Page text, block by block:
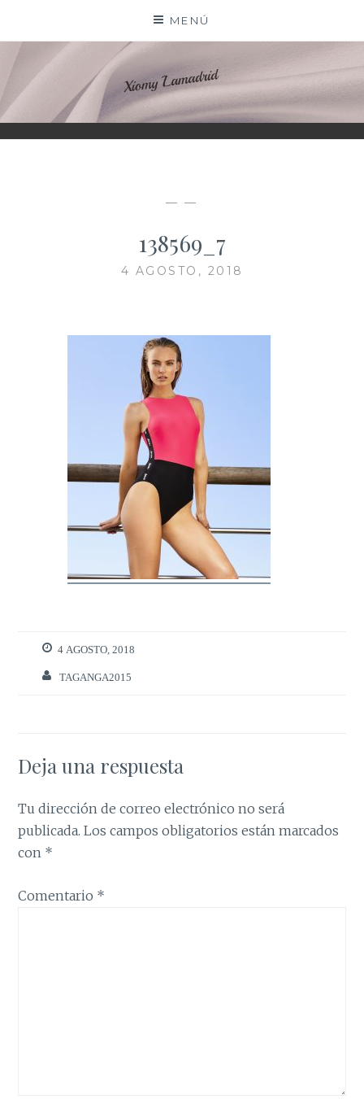
contenido
MENÚ
XIOMY LAMADRID
— —
138569_7
4 AGOSTO, 2018
4 AGOSTO, 2018
TAGANGA2015
Deja una respuesta
Tu dirección de correo electrónico no será
publicada. Los campos obligatorios están marcados
con *
Comentario *